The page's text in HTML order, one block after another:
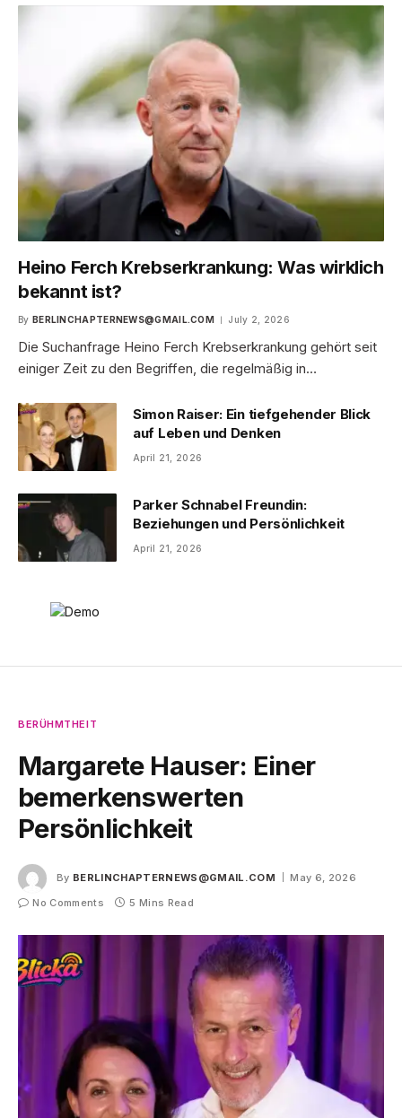
Heino Ferch Krebserkrankung: Was wirklich
bekannt ist?
By BERLINCHAPTERNEWS@GMAIL.COM July 2, 2026
Die Suchanfrage Heino Ferch Krebserkrankung gehört seit
einiger Zeit zu den Begriffen, die regelmäßig in…
Simon Raiser: Ein tiefgehender Blick
auf Leben und Denken
April 21, 2026
Parker Schnabel Freundin:
Beziehungen und Persönlichkeit
April 21, 2026
BERÜHMTHEIT
Margarete Hauser: Einer
bemerkenswerten
Persönlichkeit
By BERLINCHAPTERNEWS@GMAIL.COM
May 6, 2026
No Comments
5 Mins Read